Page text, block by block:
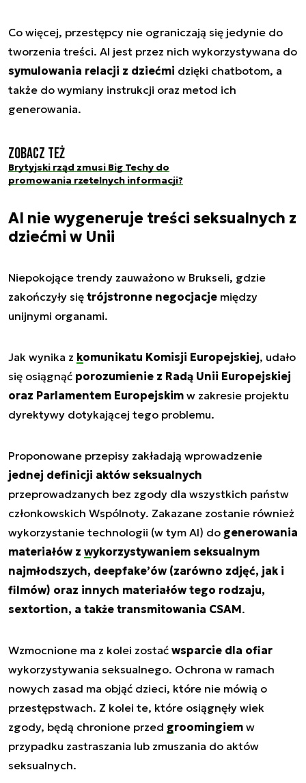
Co więcej, przestępcy nie ograniczają się jedynie do
tworzenia treści. AI jest przez nich wykorzystywana do
symulowania relacji z dziećmi dzięki chatbotom, a
także do wymiany instrukcji oraz metod ich
generowania.
Zobacz też
Brytyjski rząd zmusi Big Techy do
promowania rzetelnych informacji?
AI nie wygeneruje treści seksualnych z
dziećmi w Unii
Niepokojące trendy zauważono w Brukseli, gdzie
zakończyły się trójstronne negocjacje między
unijnymi organami.
Jak wynika z komunikatu Komisji Europejskiej, udało
się osiągnąć porozumienie z Radą Unii Europejskiej
oraz Parlamentem Europejskim w zakresie projektu
dyrektywy dotykającej tego problemu.
Proponowane przepisy zakładają wprowadzenie
jednej definicji aktów seksualnych
przeprowadzanych bez zgody dla wszystkich państw
członkowskich Wspólnoty. Zakazane zostanie również
wykorzystanie technologii (w tym AI) do generowania
materiałów z wykorzystywaniem seksualnym
najmłodszych, deepfake’ów (zarówno zdjęć, jak i
filmów) oraz innych materiałów tego rodzaju,
sextortion, a także transmitowania CSAM.
Wzmocnione ma z kolei zostać wsparcie dla ofiar
wykorzystywania seksualnego. Ochrona w ramach
nowych zasad ma objąć dzieci, które nie mówią o
przestępstwach. Z kolei te, które osiągnęły wiek
zgody, będą chronione przed groomingiem w
przypadku zastraszania lub zmuszania do aktów
seksualnych.